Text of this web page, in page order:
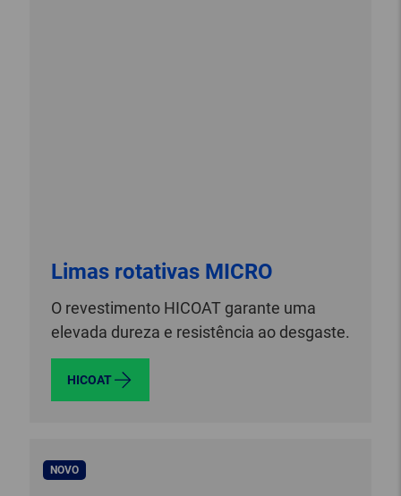
Limas rotativas MICRO
O revestimento HICOAT garante uma
elevada dureza e resistência ao desgaste.
HICOAT
NOVO